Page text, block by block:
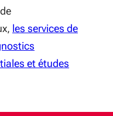
les services de
et études